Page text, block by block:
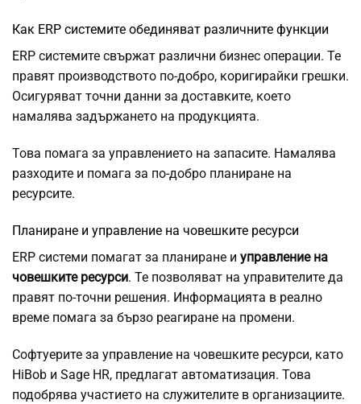
Как ERP системите обединяват различните функции
ERP системите свържат различни бизнес операции. Те
правят производството по-добро, коригирайки грешки.
Осигуряват точни данни за доставките, което
намалява задържането на продукцията.
Това помага за управлението на запасите. Намалява
разходите и помага за по-добро планиране на
ресурсите.
Планиране и управление на човешките ресурси
ERP системи помагат за планиране и управление на
човешките ресурси. Те позволяват на управителите да
правят по-точни решения. Информацията в реално
време помага за бързо реагиране на промени.
Софтуерите за управление на човешките ресурси, като
HiBob и Sage HR, предлагат автоматизация. Това
подобрява участието на служителите в организациите.